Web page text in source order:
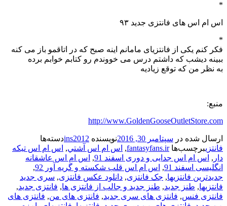
*
اس ام اس های فانتزی جدید ۹۳
*
فکر کنم یکی از فانتزیای مامانم اینه صبح که در اتاقمو باز می کنه
ببینه دیشب که داشتم درس می خووندم رو کتابم خوابم برده
به نظر من که توقع زیادیه
منبع:
http://www.GoldenGooseOutletStore.com
ارسال شده در سپتامبر 30, 2016 نویسنده ins2012دسته‌ها
فانتزیبرچسب‌هاfantasyfans.ir
, اس ام اس آشتي, اس ام اس تیکه
دار , اس ام اس جدایی و دوری اسفند 91 , اس ام اس عاشقانه
انگلیسی اسفند 91
, اس ام اس قلب شکسته و گریه آور 92
,
جدیدترین فانتزیها, جک فانتزی, دانلود عکس فانتزی, سری جدید
فانتزیها, طنز جدید, طنز جدید و جالب از فانتزی ها, فانتزی جدید,
فانتزی فنس, فانتزی های سری جدید, فانتزی های من, فانتزی های